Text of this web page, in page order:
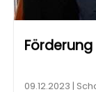
09.12.2023 |